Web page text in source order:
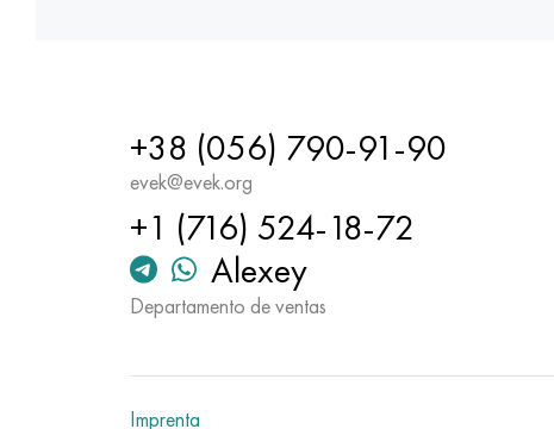
+38 (056) 790-91-90
evek@evek.org
+1 (716) 524-18-72
Alexey
Departamento de ventas
Imprenta